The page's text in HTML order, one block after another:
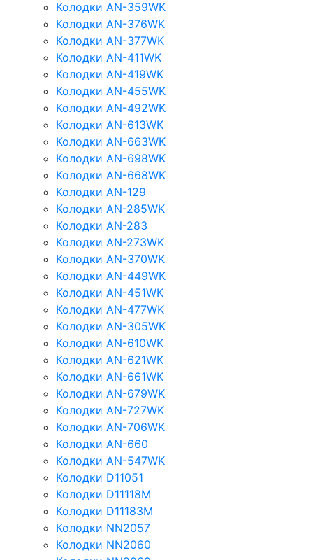
Колодки AN-359WK
Колодки AN-376WK
Колодки AN-377WK
Колодки AN-411WK
Колодки AN-419WK
Колодки AN-455WK
Колодки AN-492WK
Колодки AN-613WK
Колодки AN-663WK
Колодки AN-698WK
Колодки AN-668WK
Колодки AN-129
Колодки AN-285WK
Колодки AN-283
Колодки AN-273WK
Колодки AN-370WK
Колодки AN-449WK
Колодки AN-451WK
Колодки AN-477WK
Колодки AN-305WK
Колодки AN-610WK
Колодки AN-621WK
Колодки AN-661WK
Колодки AN-679WK
Колодки AN-727WK
Колодки AN-706WK
Колодки AN-660
Колодки AN-547WK
Колодки D11051
Колодки D11118M
Колодки D11183M
Колодки NN2057
Колодки NN2060